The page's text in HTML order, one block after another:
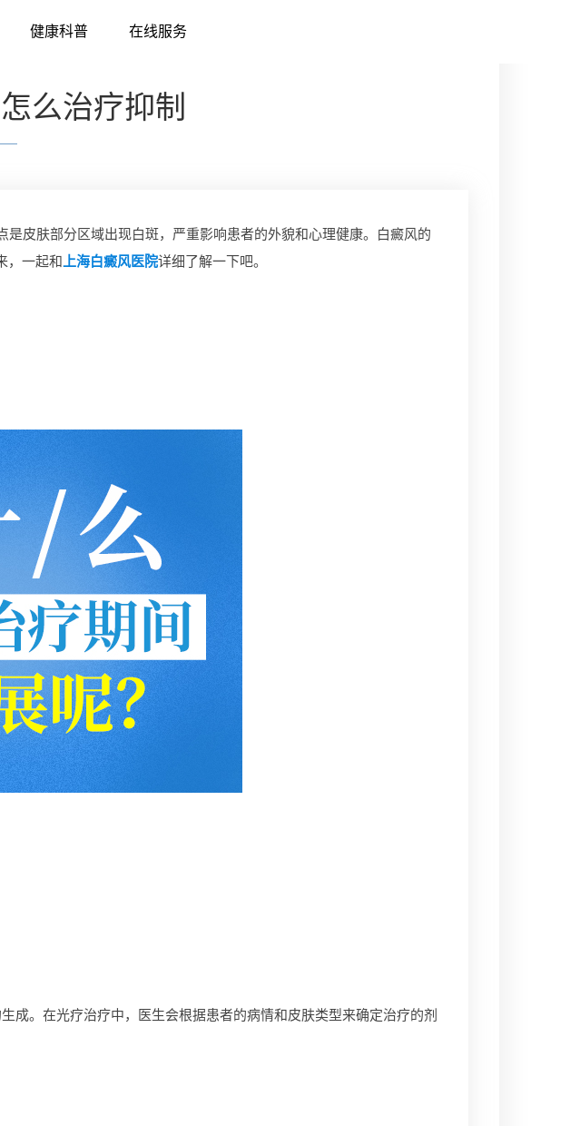
健康科普 在线服务
么治疗抑制
是皮肤部分区域出现白斑，严重影响患者的外貌和心理健康。白癜风的
，一起和
上海白癜风医院详细了解一下吧。
。在光疗治疗中，医生会根据患者的病情和皮肤类型来确定治疗的剂